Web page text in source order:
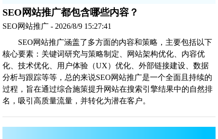
SEO网站推广都包含哪些内容？
SEO网站推广 - 2026/8/9 15:27:41
SEO网站推广涵盖了多方面的内容和策略，主要包括以下
核心要素：关键词研究与策略制定、网站架构优化、内容优
化、技术优化、用户体验（UX）优化、外部链接建设、数据
分析与跟踪等等，总的来说SEO网站推广是一个全面且持续的
过程，旨在通过综合施策提升网站在搜索引擎结果中的自然排
名，吸引高质量流量，并转化为潜在客户。